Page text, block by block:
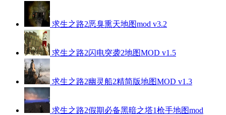
求生之路2恶臭熏天地图mod v3.2
求生之路2闪电突袭2地图MOD v1.5
求生之路2幽灵船2精简版地图MOD v1.3
求生之路2假期必备黑暗之塔1枪手地图mod